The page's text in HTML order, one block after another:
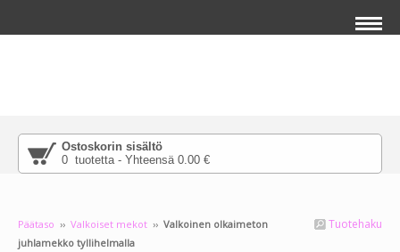
Ostoskorin sisältö
0 tuotetta - Yhteensä 0.00 €
Tuotehaku
Päätaso ›› Valkoiset mekot ›› Valkoinen olkaimeton
juhlamekko tyllihelmalla